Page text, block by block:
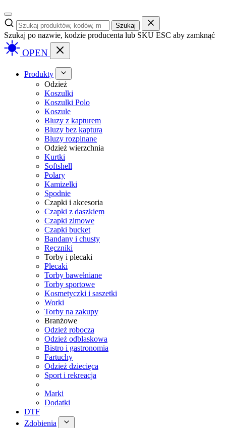
Szukaj
Szukaj po nazwie, kodzie producenta lub SKU ESC aby zamknąć
OPEN
Produkty
Odzież
Koszulki
Koszulki Polo
Koszule
Bluzy z kapturem
Bluzy bez kaptura
Bluzy rozpinane
Odzież wierzchnia
Kurtki
Softshell
Polary
Kamizelki
Spodnie
Czapki i akcesoria
Czapki z daszkiem
Czapki zimowe
Czapki bucket
Bandany i chusty
Ręczniki
Torby i plecaki
Plecaki
Torby bawełniane
Torby sportowe
Kosmetyczki i saszetki
Worki
Torby na zakupy
Branżowe
Odzież robocza
Odzież odblaskowa
Bistro i gastronomia
Fartuchy
Odzież dziecięca
Sport i rekreacja
Marki
Dodatki
DTF
Zdobienia